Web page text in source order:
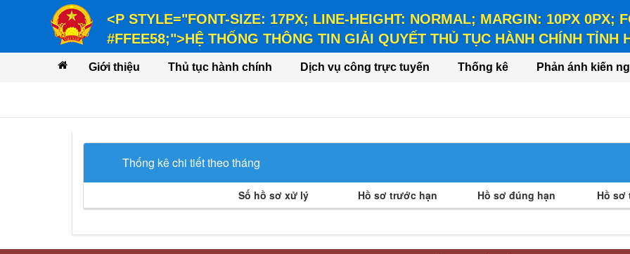
<P STYLE="FONT-SIZE: 17PX; LINE-HEIGHT: NORMAL; MARGIN: 10PX 0PX;
#FFEE58;">HỆ THỐNG THÔNG TIN GIẢI QUYẾT THỦ TỤC HÀNH CHÍNH TỈNH
<P STYLE="FONT-SIZE: 14PX; LINE-HEIGHT: NORMAL; MARGIN: 10PX 0PX; FONT-WEIGHT:
VỤ</P>
Giới thiệu Thủ tục hành chính Dịch vụ công trực tuyến Thống kê Phản ánh kiến
Thống kê chi tiết theo tháng
Số hồ sơ xử lý Hồ sơ trước hạn Hồ sơ đúng hạn Hồ sơ